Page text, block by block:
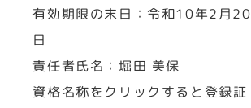
有効期限の末日：令和10年2月20
日
責任者氏名：堀田 美保
資格名称をクリックすると登録証